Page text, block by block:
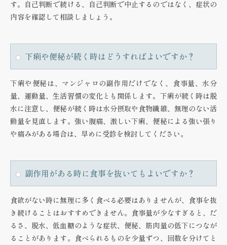
す。自己判断で続ける、自己判断で中止するのではなく、症状の
内容を確認して相談しましょう。
下痢や便秘が続く時はどうすればよいですか？
下痢や便秘は、マンジャロの副作用だけでなく、食事量、水分
量、運動量、生活習慣の変化とも関係します。下痢が続く時は脱
水に注意し、便秘が続く時は水分摂取や食物繊維、無理のない活
動量を見直します。強い腹痛、激しい下痢、便秘による強い張り
や痛みがある場合は、早めに受診を検討してください。
副作用がある時に食事を抜いてもよいですか？
食欲がない時に無理に多く食べる必要はありませんが、食事を抜
き続けることはおすすめできません。食事量が少なすぎると、だ
るさ、脱水、低血糖のような症状、便秘、筋肉量の低下につなが
ることがあります。食べられるものを少量ずつ、回数を分けてと